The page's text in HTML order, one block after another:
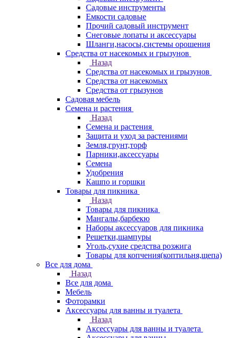
Садовые инструменты
Емкости садовые
Прочий садовый инструмент
Снеговые лопаты и аксессуары
Шланги,насосы,системы орошения
Средства от насекомых и грызунов
Назад
Средства от насекомых и грызунов
Средства от насекомых
Средства от грызунов
Садовая мебель
Семена и растения
Назад
Семена и растения
Защита и уход за растениями
Земля,грунт,торф
Парники,аксессуары
Семена
Удобрения
Кашпо и горшки
Товары для пикника
Назад
Товары для пикника
Мангалы,барбекю
Наборы аксессуаров для пикника
Решетки,шампуры
Уголь,сухие средства розжига
Товары для копчения(коптильня,щепа)
Все для дома
Назад
Все для дома
Мебель
Фоторамки
Аксессуары для ванны и туалета
Назад
Аксессуары для ванны и туалета